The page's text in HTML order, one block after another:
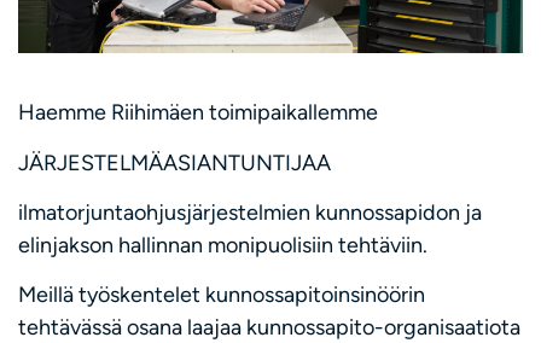
Haemme Riihimäen toimipaikallemme
JÄRJESTELMÄASIANTUNTIJAA
ilmatorjuntaohjusjärjestelmien kunnossapidon ja
elinjakson hallinnan monipuolisiin tehtäviin.
Meillä työskentelet kunnossapitoinsinöörin
tehtävässä osana laajaa kunnossapito-organisaatiota